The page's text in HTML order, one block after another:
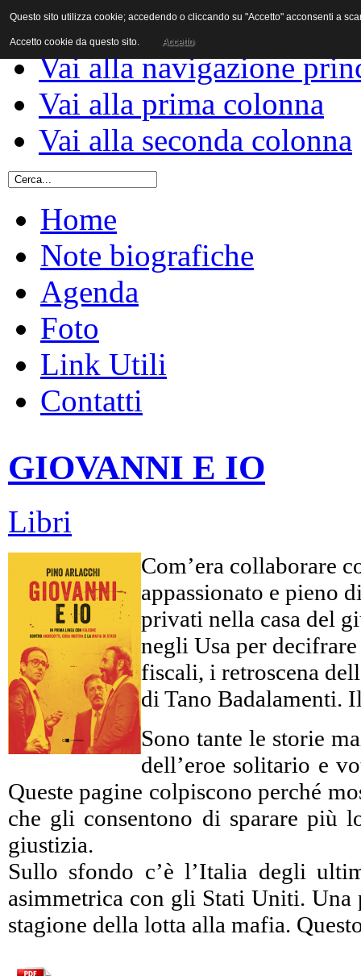
Vai al contenuto
Vai alla navigazione
Vai alla prima colonna
Vai alla seconda colonna
Home
Note biografiche
Agenda
Foto
Link Utili
Contatti
GIOVANNI E IO
Libri
Com’era collaborare
appassionato e pieno
privati nella casa del
negli Usa per
fiscali, i retroscena
di Tano Badalamenti.
Sono tante le storie
dell’eroe solitario e
Queste pagine colpiscono perché
che gli consentono di sparare più
giustizia.
Sullo sfondo c’è l’Italia degli
asimmetrica con gli Stati Uniti. Una
stagione della lotta alla mafia.
Questo sito utilizza cookie; accedendo o cliccando su "Accetto" acconsenti a
Accetto cookie da questo sito. Accetto